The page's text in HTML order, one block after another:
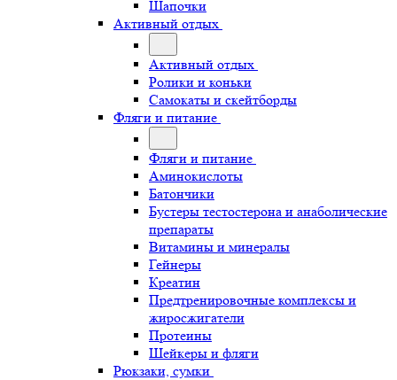
Шапочки
Активный отдых
Активный отдых
Ролики и коньки
Самокаты и скейтборды
Фляги и питание
Фляги и питание
Аминокислоты
Батончики
Бустеры тестостерона и анаболические
препараты
Витамины и минералы
Гейнеры
Креатин
Предтренировочные комплексы и
жиросжигатели
Протеины
Шейкеры и фляги
Рюкзаки, сумки